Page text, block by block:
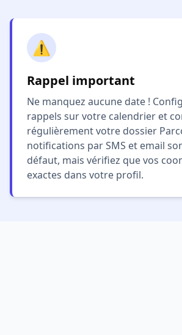
⚠️
Rappel important
Ne manquez aucune date !
rappels sur votre calendrier et
régulièrement votre dossier
notifications par SMS et email
défaut, mais vérifiez que vos
exactes dans votre profil.